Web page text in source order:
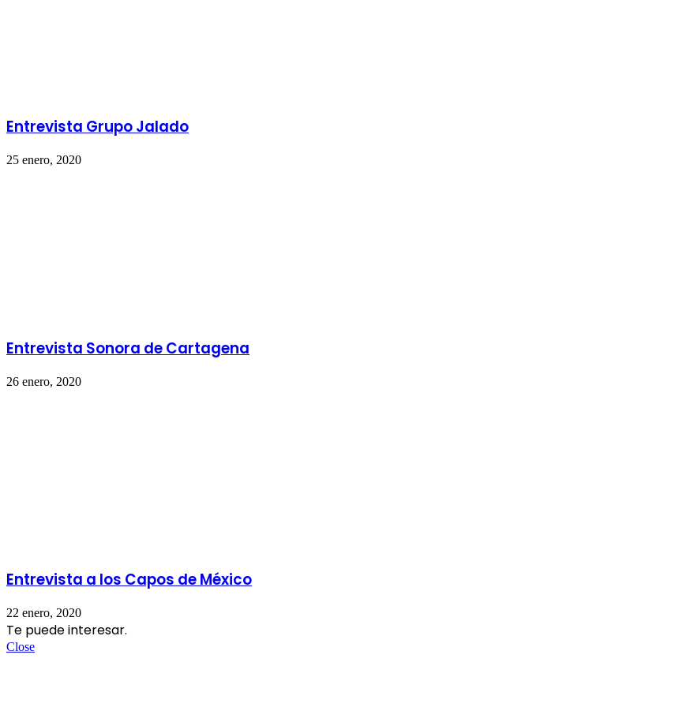
Entrevista Grupo Jalado
25 enero, 2020
Entrevista Sonora de Cartagena
26 enero, 2020
Entrevista a los Capos de México
22 enero, 2020
Te puede interesar.
Close